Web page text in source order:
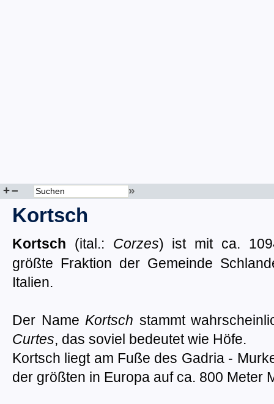
+– »
Kortsch
Kortsch (ital.: Corzes) ist mit ca.
größte Fraktion der Gemeinde
Italien.
Der Name Kortsch stammt
Curtes, das soviel bedeutet wie Höfe.
Kortsch liegt am Fuße des Gadria -
der größten in Europa auf ca. 800 Meter